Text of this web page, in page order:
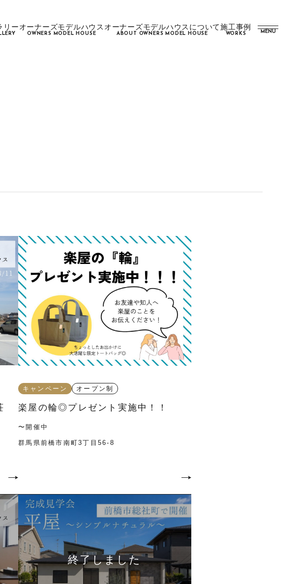
リーオーナーズモデルハウス
OWNERS MODEL HOUSE
オーナーズモデルハウスについて
ABOUT OWNERS MODEL HOUSE
施工事例
WORKS MENU
キャンペーン オープン制
楽屋の輪◎プレゼント実施中！！
〜開催中
群馬県前橋市南町3丁目56-8